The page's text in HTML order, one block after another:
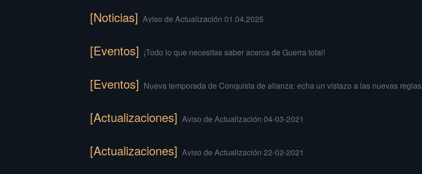
[Noticias] Aviso de Actualización 01.04.2025
[Eventos] ¡Todo lo que necesitas saber acerca de Guerra total!
[Eventos] Nueva temporada de Conquista de alianza: echa un vistazo a las nuevas reglas
[Actualizaciones] Aviso de Actualización 04-03-2021
[Actualizaciones] Aviso de Actualización 22-02-2021